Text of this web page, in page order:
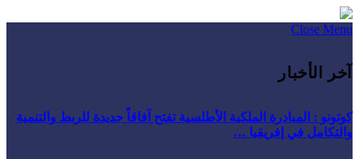
Close Menu
آخر الأخبار
كوتونو : المبادرة الملكية الأطلسية تفتح آفاقاً جديدة للربط والتنمية
والتكامل في إفريقيا …